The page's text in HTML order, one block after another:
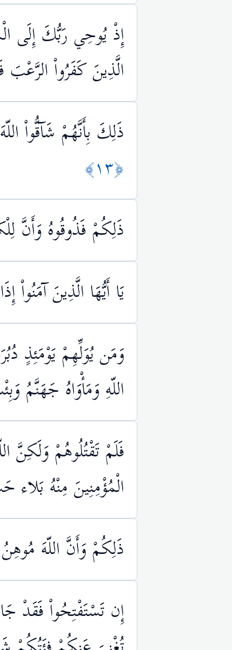
إِذْ يُوحِي رَبُّكَ إِلَى
الَّذِينَ كَفَرُواْ الرَّعْبَ
ذَلِكَ بِأَنَّهُمْ شَآقُّواْ
﴿١٣﴾
ذَلِكُمْ فَذُوقُوهُ وَأَنَّ
يَا أَيُّهَا الَّذِينَ آمَنُواْ
وَمَن يُوَلِّهِمْ يَوْمَئِذٍ
اللّهِ وَمَأْوَاهُ جَهَنَّمُ
فَلَمْ تَقْتُلُوهُمْ وَلَكِنَّ
الْمُؤْمِنِينَ مِنْهُ بَلاء
ذَلِكُمْ وَأَنَّ اللّهَ
إِن تَسْتَفْتِحُواْ فَقَدْ